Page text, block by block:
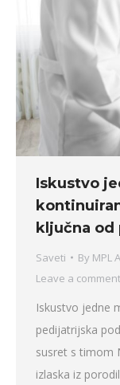
Iskustvo
ključna od
Saveti By MPL
Leave a comment
Iskustvo jedne
pedijatrijska
susret s timom
izlaska iz